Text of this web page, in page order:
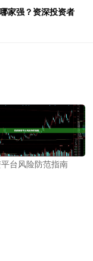
家强？资深投资者
台风险防范指南